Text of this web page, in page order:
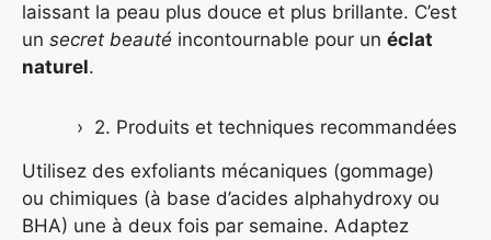
laissant la peau plus douce et plus brillante. C’est
un secret beauté incontournable pour un éclat
naturel.
2. Produits et techniques recommandées
Utilisez des exfoliants mécaniques (gommage)
ou chimiques (à base d’acides alphahydroxy ou
BHA) une à deux fois par semaine. Adaptez